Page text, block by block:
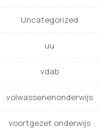
Uncategorized
uu
vdab
volwassenenonderwijs
voortgezet onderwijs